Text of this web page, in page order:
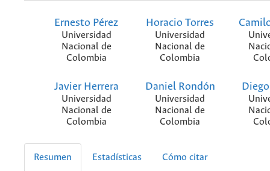
Ernesto Pérez
Universidad
Nacional de
Colombia
Horacio Torres
Universidad
Nacional de
Colombia
Javier Herrera
Universidad
Nacional de
Colombia
Daniel Rondón
Universidad
Nacional de
Colombia
Resumen Estadísticas Cómo citar